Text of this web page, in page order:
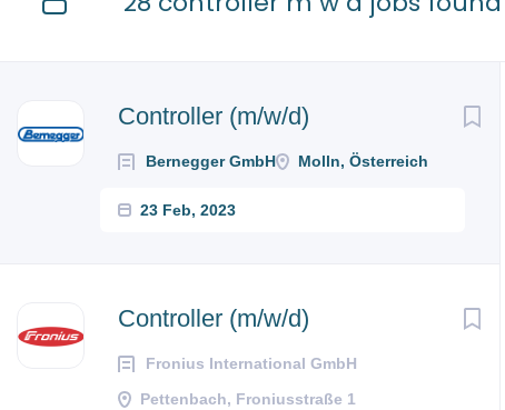
Controller (m/w/d)
Bernegger GmbH Molln, Österreich
23 Feb, 2023
Controller (m/w/d)
Fronius International GmbH
Pettenbach, Froniusstraße 1